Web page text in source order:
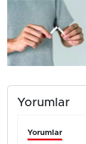
Yorumlar
Yorumlar